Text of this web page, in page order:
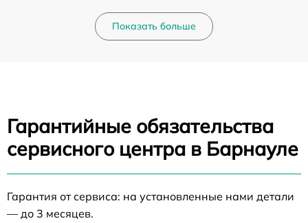
Показать больше
Гарантийные обязательства
сервисного центра в Барнауле
Гарантия от сервиса: на установленные нами детали
— до 3 месяцев.